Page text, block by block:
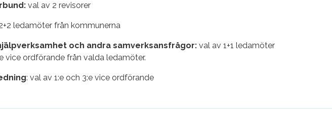
val av 2 revisorer
ledamöter från kommunerna
och andra samverksansfrågor: val av 1+1 ledamöter
vice ordförande från valda ledamöter.
: val av 1:e och 3:e vice ordförande